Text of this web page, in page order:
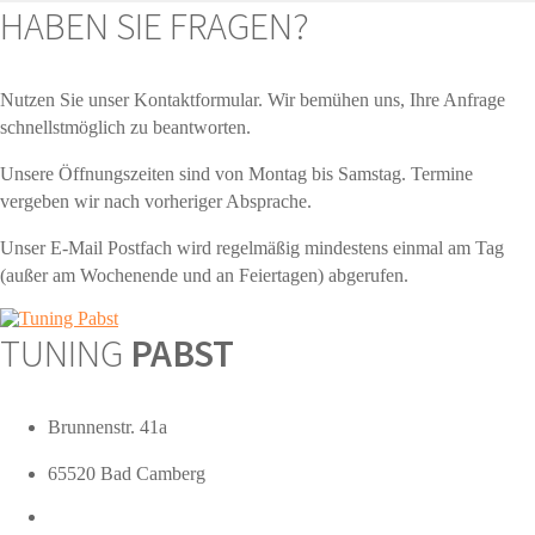
HABEN SIE FRAGEN?
Nutzen Sie unser Kontaktformular. Wir bemühen uns, Ihre Anfrage
schnellstmöglich zu beantworten.
Unsere Öffnungszeiten sind von Montag bis Samstag. Termine
vergeben wir nach vorheriger Absprache.
Unser E-Mail Postfach wird regelmäßig mindestens einmal am Tag
(außer am Wochenende und an Feiertagen) abgerufen.
TUNING PABST
Brunnenstr. 41a
65520 Bad Camberg